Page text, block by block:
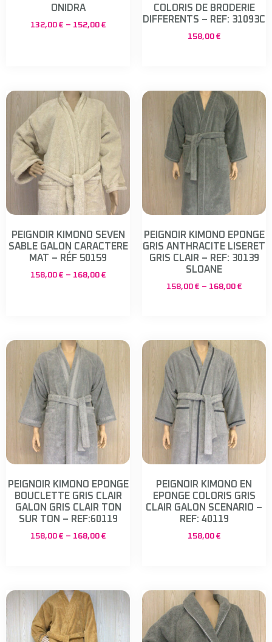
ONIDRA
132,00 € – 152,00 €
COLORIS DE BRODERIE
DIFFERENTS – REF: 31093C
158,00 €
PEIGNOIR KIMONO SEVEN
SABLE GALON CARACTERE
MAT – RÉF 50159
158,00 € – 168,00 €
PEIGNOIR KIMONO EPONGE
GRIS ANTHRACITE LISERET
GRIS CLAIR – REF: 30139
SLOANE
158,00 € – 168,00 €
PEIGNOIR KIMONO EPONGE
BOUCLETTE GRIS CLAIR
GALON GRIS CLAIR TON
SUR TON – REF:60119
158,00 € – 168,00 €
PEIGNOIR KIMONO EN
EPONGE COLORIS GRIS
CLAIR GALON SCENARIO –
REF: 40119
158,00 €